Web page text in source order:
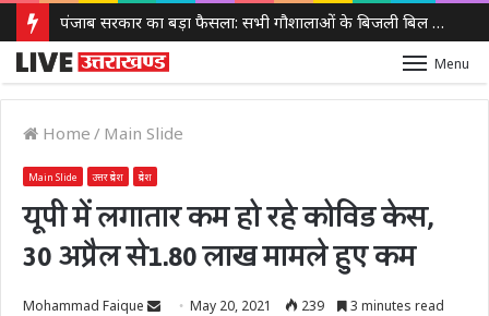
पंजाब सरकार का बड़ा फैसला: सभी गौशालाओं के बिजली बिल होंगे माफ, 152 नई गौशालाओं को मिलेगा लाभ
Menu
Home / Main Slide
Main Slide उत्तर प्रदेश प्रदेश
यूपी में लगातार कम हो रहे कोविड केस,
30 अप्रैल से1.80 लाख मामले हुए कम
Mohammad Faique
SendMay 20, 2021 239 3 minutes read